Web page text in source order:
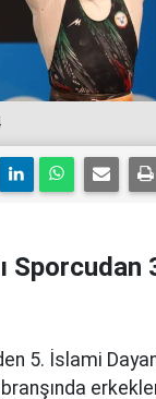
Sporcudan
5. İslami